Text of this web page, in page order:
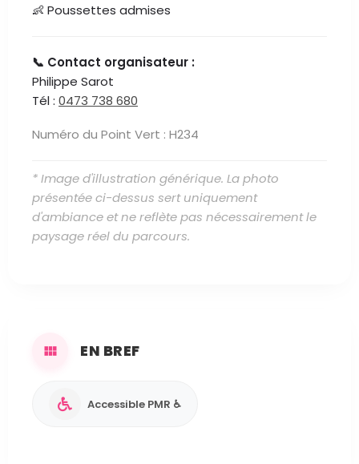
👶 Poussettes admises
📞 Contact organisateur :
Philippe Sarot
Tél : 0473 738 680
Numéro du Point Vert : H234
* Image d'illustration générique. La photo
présentée ci-dessus sert uniquement
d'ambiance et ne reflète pas nécessairement le
paysage réel du parcours.
EN BREF
Accessible PMR ♿